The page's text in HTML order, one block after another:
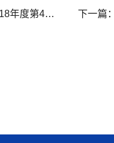
员选拔工作的通知 下一篇：